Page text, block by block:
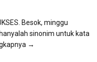
Besok, minggu
sinonim untuk kata
→